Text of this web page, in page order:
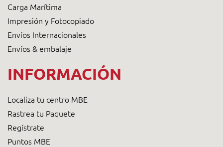
Carga Marítima
Impresión y Fotocopiado
Envíos Internacionales
Envíos & embalaje
INFORMACIÓN
Localiza tu centro MBE
Rastrea tu Paquete
Regístrate
Puntos MBE